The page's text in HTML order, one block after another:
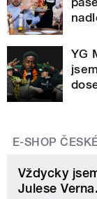
YG
E-SHOP
Vždycky
Julese